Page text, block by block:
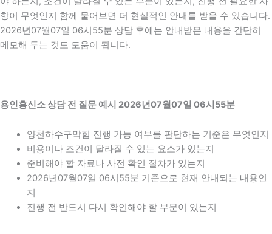
항이 무엇인지 함께 물어보면 더 현실적인 안내를 받을 수 있습니다.
2026년07월07일 06시55분 상담 후에는 안내받은 내용을 간단히
메모해 두는 것도 도움이 됩니다.
용인흥신소 상담 전 질문 예시 2026년07월07일 06시55분
양천하수구막힘 진행 가능 여부를 판단하는 기준은 무엇인지
비용이나 조건이 달라질 수 있는 요소가 있는지
준비해야 할 자료나 사전 확인 절차가 있는지
2026년07월07일 06시55분 기준으로 현재 안내되는 내용인
지
진행 전 반드시 다시 확인해야 할 부분이 있는지